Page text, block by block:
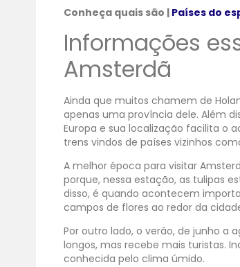
Conheça quais são | Países do
Informações
Amsterdã
Ainda que muitos chamem de
apenas uma província dele. Além
Europa e sua localização facilita o
trens vindos de países vizinhos
A melhor época para visitar
porque, nessa estação, as tulipas
disso, é quando acontecem
campos de flores ao redor da
Por outro lado, o verão, de junho a
longos, mas recebe mais turistas.
conhecida pelo clima úmido.